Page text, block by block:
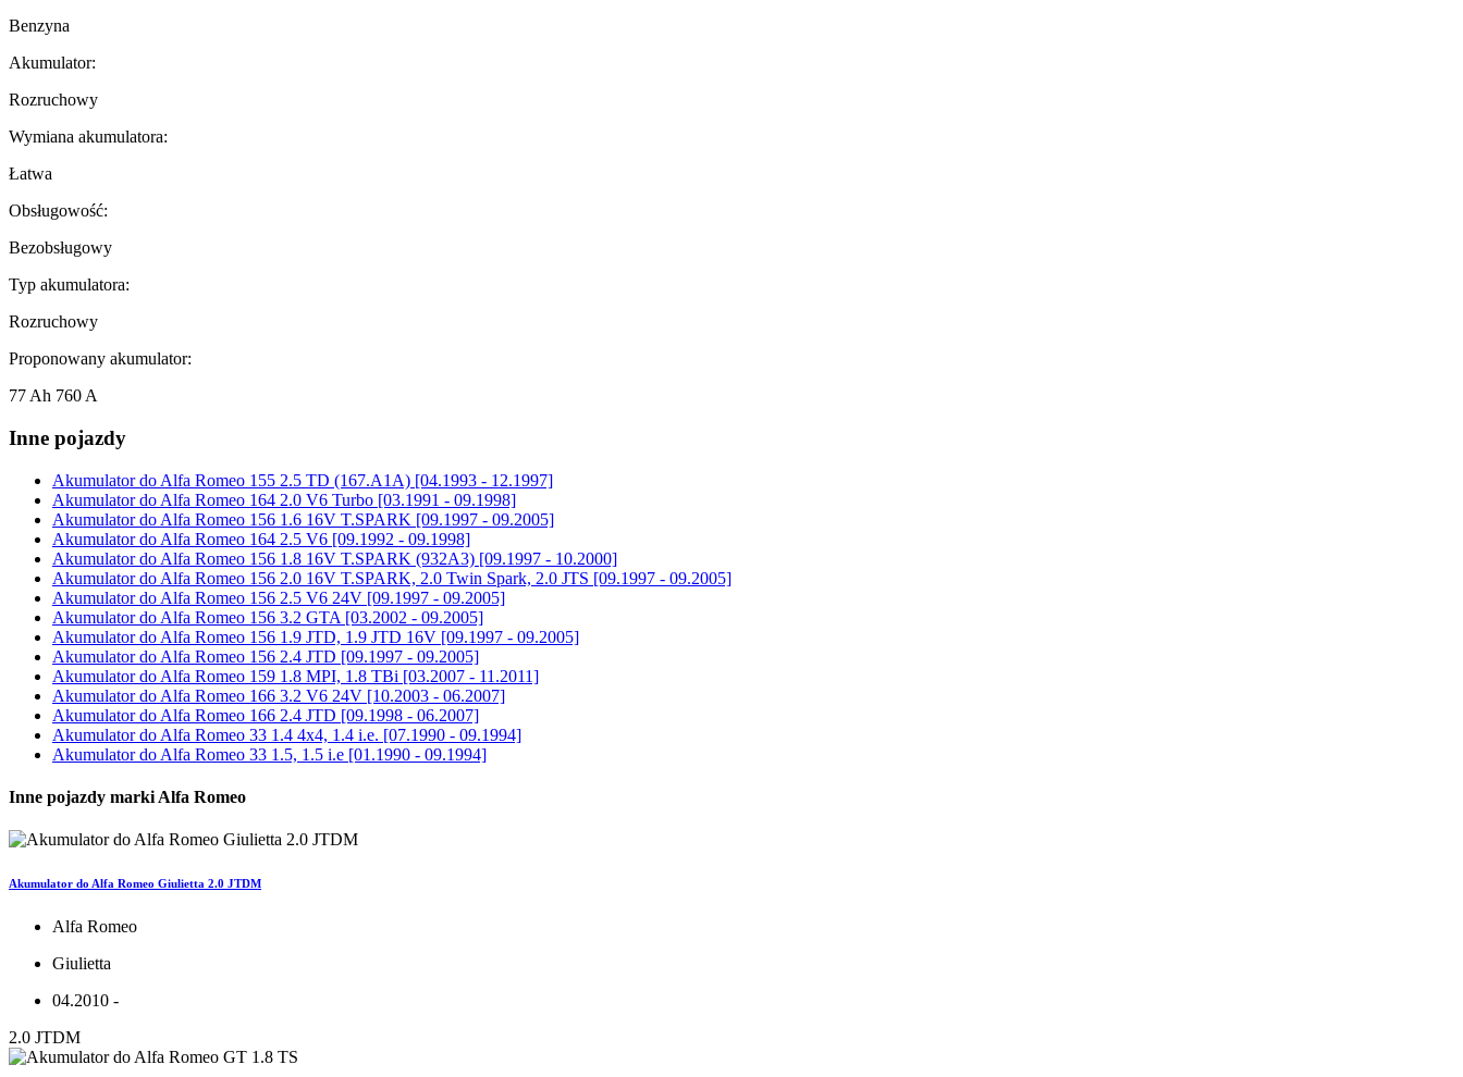
Benzyna
Akumulator:
Rozruchowy
Wymiana akumulatora:
Łatwa
Obsługowość:
Bezobsługowy
Typ akumulatora:
Rozruchowy
Proponowany akumulator:
77 Ah 760 A
Inne pojazdy
Akumulator do Alfa Romeo 155 2.5 TD (167.A1A) [04.1993 - 12.1997]
Akumulator do Alfa Romeo 164 2.0 V6 Turbo [03.1991 - 09.1998]
Akumulator do Alfa Romeo 156 1.6 16V T.SPARK [09.1997 - 09.2005]
Akumulator do Alfa Romeo 164 2.5 V6 [09.1992 - 09.1998]
Akumulator do Alfa Romeo 156 1.8 16V T.SPARK (932A3) [09.1997 - 10.2000]
Akumulator do Alfa Romeo 156 2.0 16V T.SPARK, 2.0 Twin Spark, 2.0 JTS [09.1997 - 09.2005]
Akumulator do Alfa Romeo 156 2.5 V6 24V [09.1997 - 09.2005]
Akumulator do Alfa Romeo 156 3.2 GTA [03.2002 - 09.2005]
Akumulator do Alfa Romeo 156 1.9 JTD, 1.9 JTD 16V [09.1997 - 09.2005]
Akumulator do Alfa Romeo 156 2.4 JTD [09.1997 - 09.2005]
Akumulator do Alfa Romeo 159 1.8 MPI, 1.8 TBi [03.2007 - 11.2011]
Akumulator do Alfa Romeo 166 3.2 V6 24V [10.2003 - 06.2007]
Akumulator do Alfa Romeo 166 2.4 JTD [09.1998 - 06.2007]
Akumulator do Alfa Romeo 33 1.4 4x4, 1.4 i.e. [07.1990 - 09.1994]
Akumulator do Alfa Romeo 33 1.5, 1.5 i.e [01.1990 - 09.1994]
Inne pojazdy marki Alfa Romeo
Akumulator do Alfa Romeo Giulietta 2.0 JTDM
Alfa Romeo
Giulietta
04.2010 -
2.0 JTDM